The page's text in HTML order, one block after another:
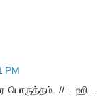
PM
// - ஹி...